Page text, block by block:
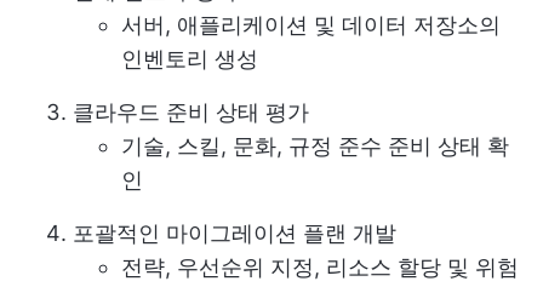
서버, 애플리케이션 및 데이터 저장소의
인벤토리 생성
클라우드 준비 상태 평가
기술, 스킬, 문화, 규정 준수 준비 상태 확
인
포괄적인 마이그레이션 플랜 개발
전략, 우선순위 지정, 리소스 할당 및 위험